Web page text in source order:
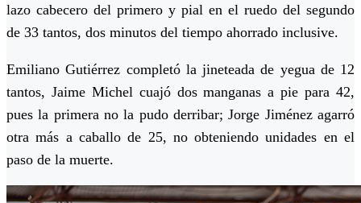
lazo cabecero del primero y pial en el ruedo del segundo
de 33 tantos, dos minutos del tiempo ahorrado inclusive.
Emiliano Gutiérrez completó la jineteada de yegua de 12
tantos, Jaime Michel cuajó dos manganas a pie para 42,
pues la primera no la pudo derribar; Jorge Jiménez agarró
otra más a caballo de 25, no obteniendo unidades en el
paso de la muerte.